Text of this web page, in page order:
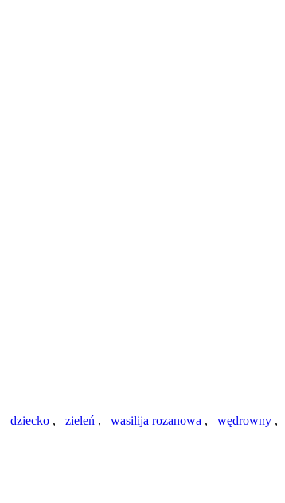
dziecko , zieleń , wasilija rozanowa , wędrowny ,